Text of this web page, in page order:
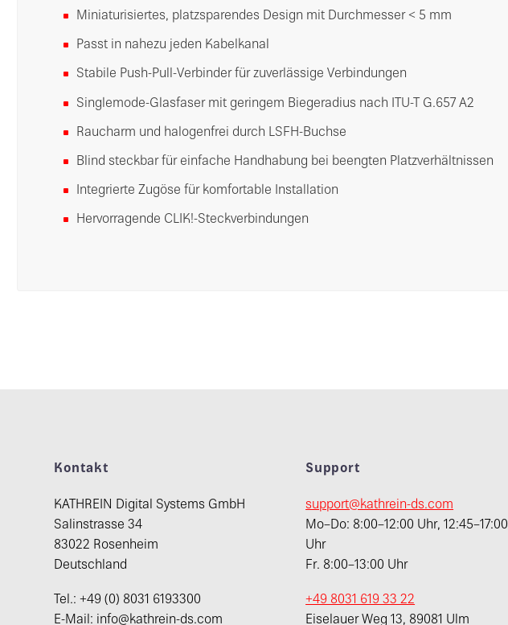
Miniaturisiertes, platzsparendes Design mit Durchmesser < 5 mm
Passt in nahezu jeden Kabelkanal
Stabile Push-Pull-Verbinder für zuverlässige Verbindungen
Singlemode-Glasfaser mit geringem Biegeradius nach ITU-T G.657 A2
Raucharm und halogenfrei durch LSFH-Buchse
Blind steckbar für einfache Handhabung bei beengten Platzverhältnissen
Integrierte Zugöse für komfortable Installation
Hervorragende CLIK!-Steckverbindungen
Kontakt
KATHREIN Digital Systems GmbH
Salinstrasse 34
83022 Rosenheim
Deutschland
Tel.: +49 (0) 8031 6193300
E-Mail: info@kathrein-ds.com
Support
support@kathrein-ds.com
Mo–Do: 8:00–12:00 Uhr, 12:45–17:00
Uhr
Fr. 8:00–13:00 Uhr
+49 8031 619 33 22
Eiselauer Weg 13, 89081 Ulm